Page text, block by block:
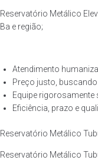
Reservatório Metálico
Ba e região;
Atendimento
Preço justo,
Equipe rigorosamente
Eficiência, prazo e
Reservatório Metálico
Reservatório Metálico